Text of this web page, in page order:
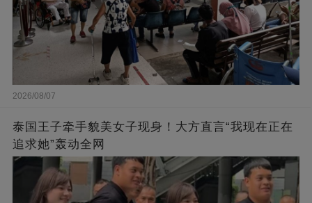
2026/08/07
泰国王子牵手貌美女子现身！大方直言“我现在正在
追求她”轰动全网